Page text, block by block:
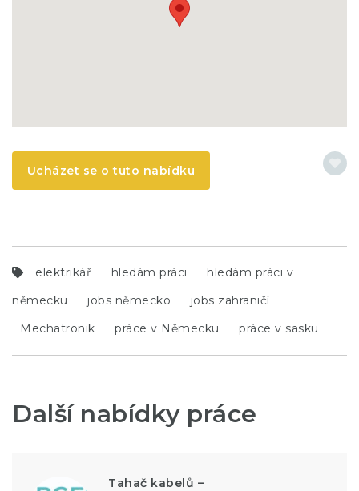
Ucházet se o tuto nabídku
elektrikář hledám práci
hledám práci v
německu
jobs německo
jobs zahraničí
Mechatronik
práce v Německu práce v sasku
Další nabídky práce
Tahač kabelů –